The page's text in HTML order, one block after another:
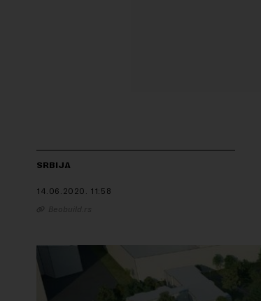
SRBIJA
14.06.2020. 11:58
Beobuild.rs